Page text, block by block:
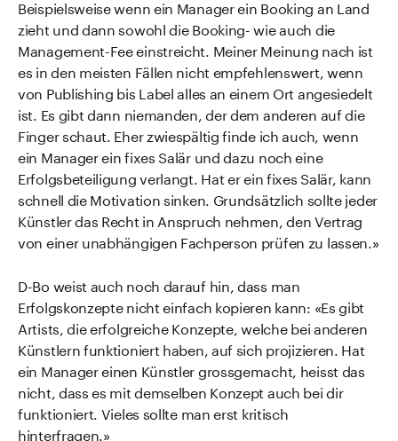
Beispielsweise wenn ein Manager ein Booking an Land
zieht und dann sowohl die Booking- wie auch die
Management-Fee einstreicht. Meiner Meinung nach ist
es in den meisten Fällen nicht empfehlenswert, wenn
von Publishing bis Label alles an einem Ort angesiedelt
ist. Es gibt dann niemanden, der dem anderen auf die
Finger schaut. Eher zwiespältig finde ich auch, wenn
ein Manager ein fixes Salär und dazu noch eine
Erfolgsbeteiligung verlangt. Hat er ein fixes Salär, kann
schnell die Motivation sinken. Grundsätzlich sollte jeder
Künstler das Recht in Anspruch nehmen, den Vertrag
von einer unabhängigen Fachperson prüfen zu lassen.»
D-Bo weist auch noch darauf hin, dass man
Erfolgskonzepte nicht einfach kopieren kann: «Es gibt
Artists, die erfolgreiche Konzepte, welche bei anderen
Künstlern funktioniert haben, auf sich projizieren. Hat
ein Manager einen Künstler grossgemacht, heisst das
nicht, dass es mit demselben Konzept auch bei dir
funktioniert. Vieles sollte man erst kritisch
hinterfragen.»